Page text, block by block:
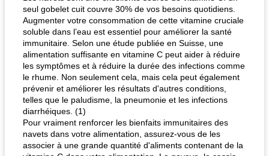
fiesta tostadas le méga's jopp joes
seul gobelet cuit couvre 30% de vos besoins quotidiens.
Augmenter votre consommation de cette vitamine cruciale
soluble dans l’eau est essentiel pour améliorer la santé
immunitaire. Selon une étude publiée en Suisse, une
alimentation suffisante en vitamine C peut aider à réduire
les symptômes et à réduire la durée des infections comme
le rhume. Non seulement cela, mais cela peut également
prévenir et améliorer les résultats d'autres conditions,
telles que le paludisme, la pneumonie et les infections
diarrhéiques. (1)
Pour vraiment renforcer les bienfaits immunitaires des
navets dans votre alimentation, assurez-vous de les
associer à une grande quantité d'aliments contenant de la